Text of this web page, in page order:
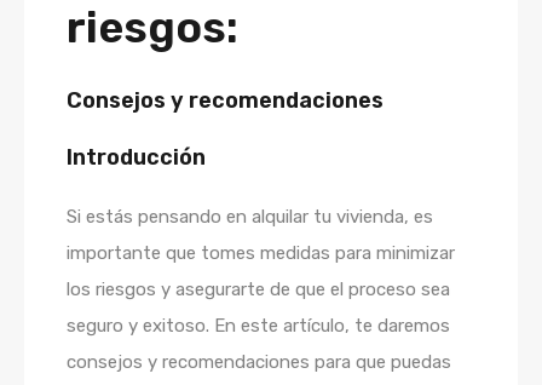
riesgos:
Consejos y recomendaciones
Introducción
Si estás pensando en alquilar tu vivienda, es
importante que tomes medidas para minimizar
los riesgos y asegurarte de que el proceso sea
seguro y exitoso. En este artículo, te daremos
consejos y recomendaciones para que puedas